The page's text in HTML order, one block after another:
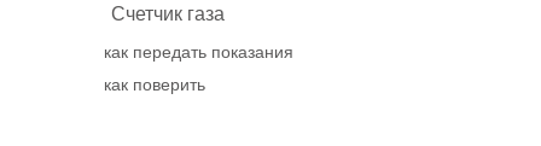
Счетчик газа
как передать показания
как поверить